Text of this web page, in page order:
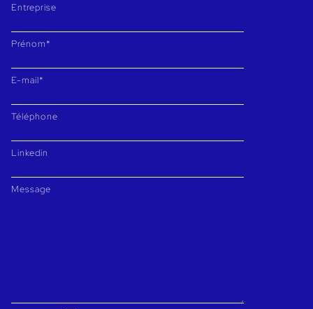
Entreprise
Prénom*
E-mail*
Téléphone
Linkedin
Message